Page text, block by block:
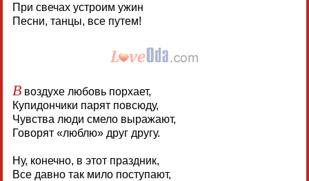
При свечах устроим ужин
Песни, танцы, все путем!
Ввоздухе любовь порхает,
Купидончики парят повсюду,
Чувства люди смело выражают,
Говорят «люблю» друг другу.
Ну, конечно, в этот праздник,
Все давно так мило поступают,